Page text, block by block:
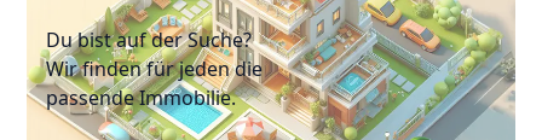
Du bist auf der Suche?
Wir finden für jeden die
passende Immobilie.